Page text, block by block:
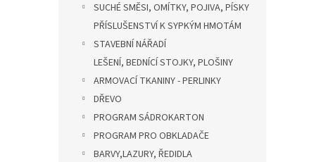
SUCHÉ SMĚSI, OMÍTKY, POJIVA, PÍSKY
PŘÍSLUŠENSTVÍ K SYPKÝM HMOTÁM
STAVEBNÍ NÁŘADÍ
LEŠENÍ, BEDNÍCÍ STOJKY, PLOŠINY
ARMOVACÍ TKANINY - PERLINKY
DŘEVO
PROGRAM SÁDROKARTON
PROGRAM PRO OBKLADAČE
BARVY,LAZURY, ŘEDIDLA